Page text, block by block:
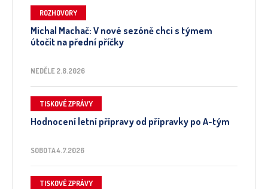
ROZHOVORY
Michal Machač: V nové sezóně chci s týmem
útočit na přední příčky
NEDĚLE 2.8.2026
TISKOVÉ ZPRÁVY
Hodnocení letní přípravy od přípravky po A-tým
SOBOTA 4.7.2026
TISKOVÉ ZPRÁVY